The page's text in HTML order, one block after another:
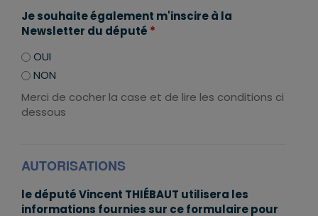
Je souhaite également m'inscire à la
Newsletter du député *
OUI
NON
Merci de cocher la case et de lire les conditions ci
dessous
AUTORISATIONS
le député Vincent THIÉBAUT utilisera les
informations fournies sur ce formulaire pour